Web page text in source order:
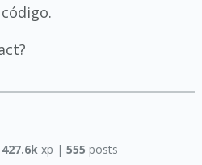
427.6k xp |555 posts